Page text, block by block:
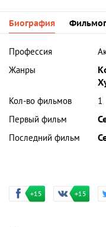
Биография
Профессия
Жанры
Кол-во фильмов
1
Первый фильм
Последний фильм
+15 +15